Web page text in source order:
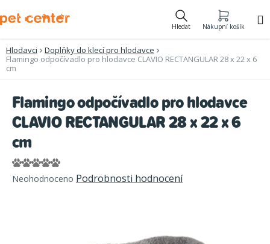
na
Hledat Nákupní košík
Hlodavci
Doplňky do klecí pro hlodavce
Flamingo odpočívadlo pro hlodavce CLAVIO RECTANGULAR 28 x 22 x 6
cm
Flamingo odpočívadlo pro hlodavce
CLAVIO RECTANGULAR 28 x 22 x 6
cm
Průměrné
hodnocení
Neohodnoceno Podrobnosti hodnocení